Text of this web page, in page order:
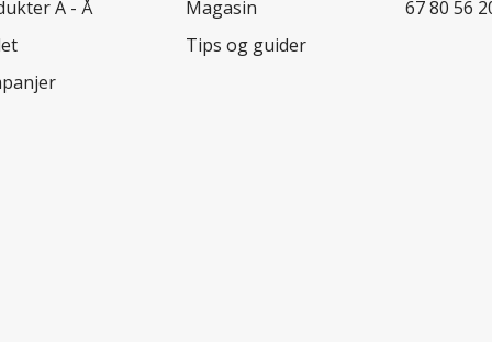
A - Å
Magasin
Tips og guider
67 80 56